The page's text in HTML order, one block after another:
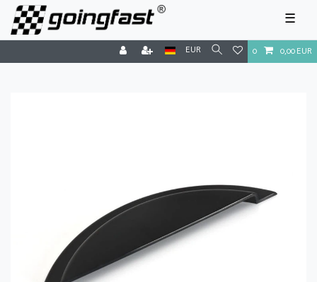
☰
EUR 0 0,00 EUR